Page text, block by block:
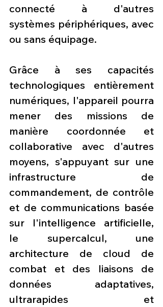
connecté à d'autres
systèmes périphériques, avec
ou sans équipage.
Grâce à ses capacités
technologiques entièrement
numériques, l'appareil pourra
mener des missions de
manière coordonnée et
collaborative avec d'autres
moyens, s'appuyant sur une
infrastructure de
commandement, de contrôle
et de communications basée
sur l'intelligence artificielle,
le supercalcul, une
architecture de cloud de
combat et des liaisons de
données adaptatives,
ultrarapides et